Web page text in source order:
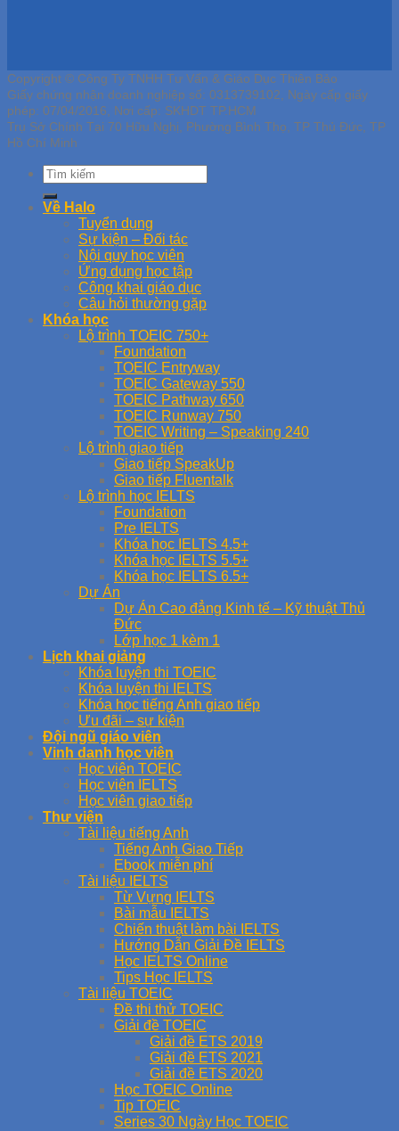
Copyright © Công Ty TNHH Tư Vấn & Giáo Dục Thiên Bảo
Giấy chứng nhận doanh nghiệp số: 0313739102, Ngày cấp giấy
phép: 07/04/2016, Nơi cấp: SKHDT TP.HCM
Trụ Sở Chính Tại 70 Hữu Nghị, Phường Bình Thọ, TP Thủ Đức, TP
Hồ Chí Minh
Về Halo
Tuyển dụng
Sự kiện – Đối tác
Nội quy học viên
Ứng dụng học tập
Công khai giáo dục
Câu hỏi thường gặp
Khóa học
Lộ trình TOEIC 750+
Foundation
TOEIC Entryway
TOEIC Gateway 550
TOEIC Pathway 650
TOEIC Runway 750
TOEIC Writing – Speaking 240
Lộ trình giao tiếp
Giao tiếp SpeakUp
Giao tiếp Fluentalk
Lộ trình học IELTS
Foundation
Pre IELTS
Khóa học IELTS 4.5+
Khóa học IELTS 5.5+
Khóa học IELTS 6.5+
Dự Án
Dự Án Cao đẳng Kinh tế – Kỹ thuật Thủ
Đức
Lớp học 1 kèm 1
Lịch khai giảng
Khóa luyện thi TOEIC
Khóa luyện thi IELTS
Khóa học tiếng Anh giao tiếp
Ưu đãi – sự kiện
Đội ngũ giáo viên
Vinh danh học viên
Học viên TOEIC
Học viên IELTS
Học viên giao tiếp
Thư viện
Tài liệu tiếng Anh
Tiếng Anh Giao Tiếp
Ebook miễn phí
Tài liệu IELTS
Từ Vựng IELTS
Bài mẫu IELTS
Chiến thuật làm bài IELTS
Hướng Dẫn Giải Đề IELTS
Học IELTS Online
Tips Học IELTS
Tài liệu TOEIC
Đề thi thử TOEIC
Giải đề TOEIC
Giải đề ETS 2019
Giải đề ETS 2021
Giải đề ETS 2020
Học TOEIC Online
Tip TOEIC
Series 30 Ngày Học TOEIC